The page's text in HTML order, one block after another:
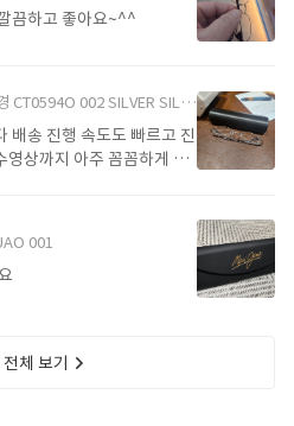
끔하고 좋아요~^^
002 SILVER SILVER TRANSPARENT
배송 진행 속도도 빠르고 진
영상까지 아주 꼼꼼하게 찍
001
체 보기